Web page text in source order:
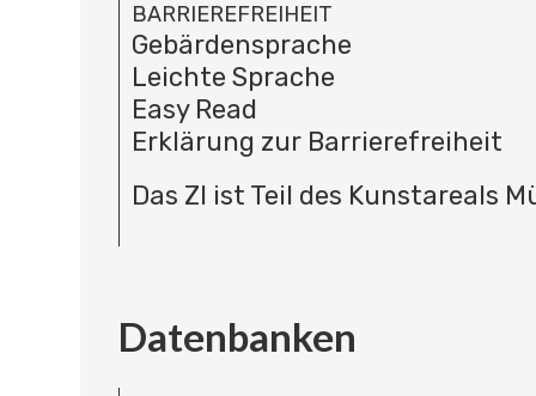
BARRIEREFREIHEIT
Gebärdensprache
Leichte Sprache
Easy Read
Erklärung zur Barrierefreiheit
Das ZI ist Teil des Kunstareals
Datenbanken